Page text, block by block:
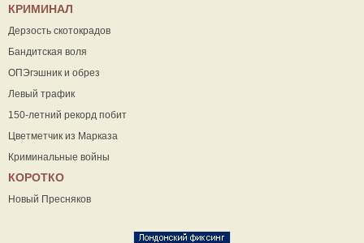
КРИМИНАЛ
Дерзость скотокрадов
Бандитская воля
ОПЭгэшник и обрез
Левый трафик
150-летний рекорд побит
Цветметчик из Марказа
Криминальные войны
КОРОТКО
Новый Пресняков